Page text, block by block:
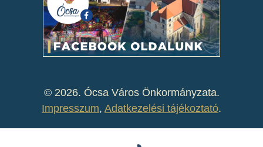
© 2026. Ócsa Város Önkormányzata.
Impresszum, Adatkezelési tájékoztató.